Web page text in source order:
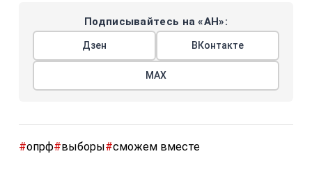
Подписывайтесь на «АН»:
Дзен ВКонтакте
МАХ
#опрф#выборы#сможем вместе